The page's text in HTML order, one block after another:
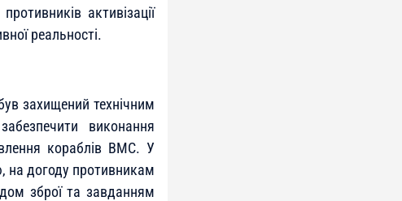
активізації
реальності.
захищений технічним
виконання
кораблів ВМС. У
на догоду противникам
зброї та завданням